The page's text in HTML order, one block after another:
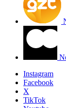
Instagram
Facebook
X
TikTok